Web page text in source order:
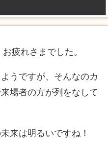
疲れさまでした。
うですが、そんなのカ
場者の方が列をなして
来は明るいですね！